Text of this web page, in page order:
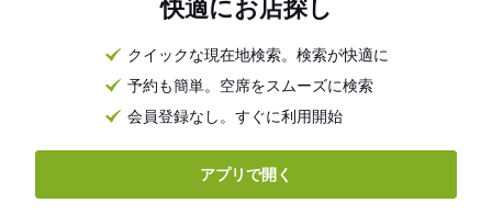
快適にお店探し
クイックな現在地検索。検索が快適に
予約も簡単。空席をスムーズに検索
会員登録なし。すぐに利用開始
アプリで開く